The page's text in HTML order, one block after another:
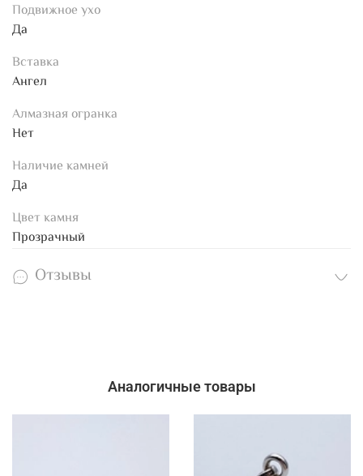
Подвижное ухо
Да
Вставка
Ангел
Алмазная огранка
Нет
Наличие камней
Да
Цвет камня
Прозрачный
Отзывы
Аналогичные товары